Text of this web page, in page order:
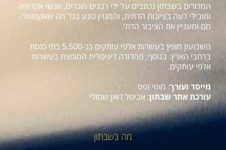
המדורים בשבתון נכתבים על ידי רבנים מוכרים, אנשי אקדמיה
ומובילי דעה בציונות הדתית, והמגזין נוגע בכל מה שאקטואלי,
חם ומעניין את הציבור הדתי.
השבועון מופץ בעשרות אלפי עותקים בכ-5,500 בתי כנסת
ברחבי הארץ. בנוסף, מהדורה דיגיטלית המופצת בעשרות
אלפי עותקים.
מייסד ועורך: מוטי זפט
עורכת אתר שבתון: אביטל דואן שמולי
מה בשבתון